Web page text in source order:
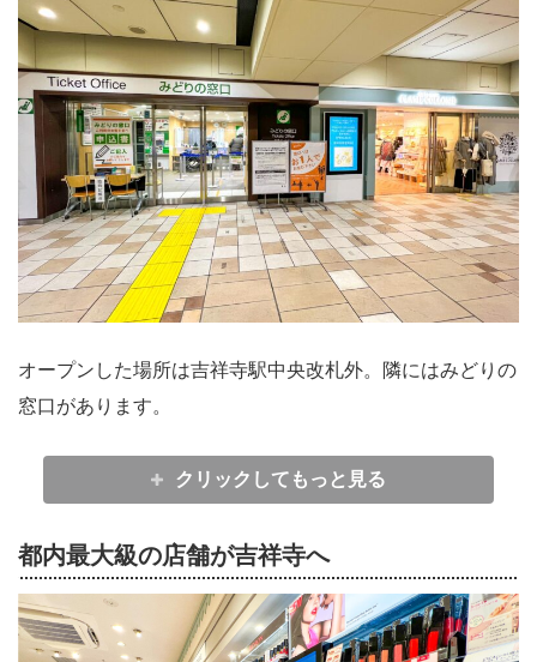
オープンした場所は吉祥寺駅中央改札外。隣にはみどりの
窓口があります。
クリックしてもっと見る
都内最大級の店舗が吉祥寺へ